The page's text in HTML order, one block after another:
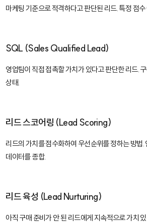
마케팅 기준으로 적격하다고 판단된 리드. 특정 점
SQL (Sales Qualified Lead)
영업팀이 직접 접촉할 가치가 있다고 판단한 리드.
상태.
리드 스코어링 (Lead Scoring)
리드의 가치를 점수화하여 우선순위를 정하는 방법.
데이터를 종합.
리드 육성 (Lead Nurturing)
아직 구매 준비가 안 된 리드에게 지속적으로 가치